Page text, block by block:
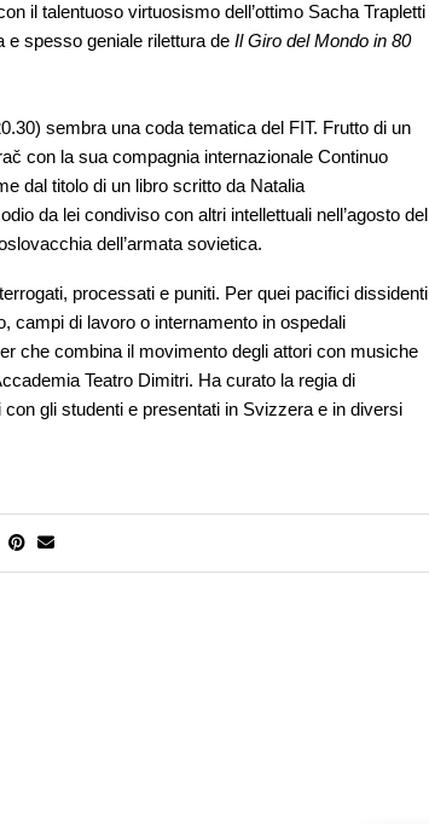
il talentuoso virtuosismo dell’ottimo Sacha Trapletti
e spesso geniale rilettura de Il Giro del Mondo in 80
sembra una coda tematica del FIT. Frutto di un
con la sua compagnia internazionale Continuo
dal titolo di un libro scritto da Natalia
da lei condiviso con altri intellettuali nell’agosto del
dell’armata sovietica.
processati e puniti. Per quei pacifici dissidenti
campi di lavoro o internamento in ospedali
che combina il movimento degli attori con musiche
Teatro Dimitri. Ha curato la regia di
gli studenti e presentati in Svizzera e in diversi